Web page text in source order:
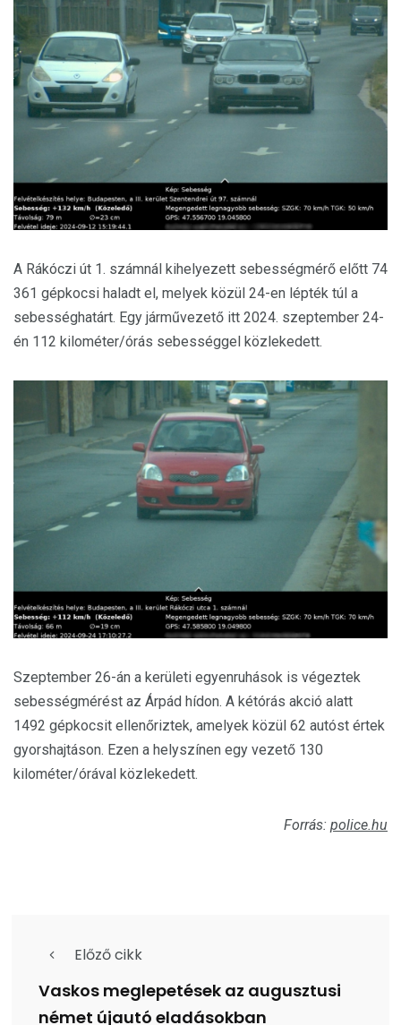
A Rákóczi út 1. számnál kihelyezett sebességmérő előtt 74
361 gépkocsi haladt el, melyek közül 24-en lépték túl a
sebességhatárt. Egy járművezető itt 2024. szeptember 24-
én 112 kilométer/órás sebességgel közlekedett.
Szeptember 26-án a kerületi egyenruhások is végeztek
sebességmérést az Árpád hídon. A kétórás akció alatt
1492 gépkocsit ellenőriztek, amelyek közül 62 autóst értek
gyorshajtáson. Ezen a helyszínen egy vezető 130
kilométer/órával közlekedett.
Forrás: police.hu
Előző cikk
Vaskos meglepetések az augusztusi
német újautó eladásokban